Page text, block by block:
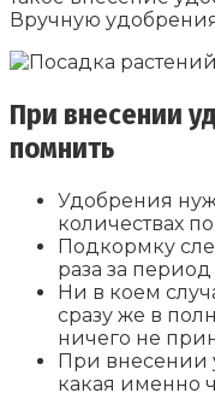
Вручную
При внесении
помнить
Удобрения
количествах
Подкормку
раза за
Ни в коем
сразу же в
ничего не
При внесении
какая именно